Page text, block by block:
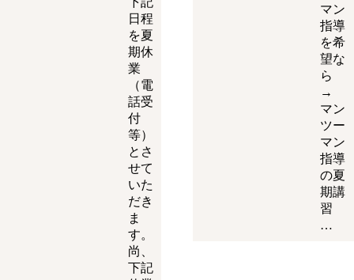
日程
を夏
期休
業
（電
話受
付
等）
とさ
せて
いた
だき
ま
す。
尚、
下記
マン
指導
を希
望な
ら
→
マン
ツー
マン
指導
の夏
期講
習
…